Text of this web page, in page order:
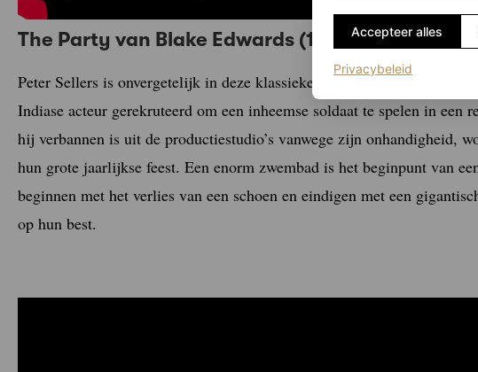
The Party van Blake Edwards (1968)
Peter Sellers is onvergetelijk in deze klassieker van Blake Edwards,
Indiase acteur gerekruteerd om een inheemse soldaat te spelen in een
hij verbannen is uit de productiestudio’s vanwege zijn onhandigheid,
hun grote jaarlijkse feest. Een enorm zwembad is het beginpunt van
beginnen met het verlies van een schoen en eindigen met een
op hun best.
Accepteer alles
Privacybeleid